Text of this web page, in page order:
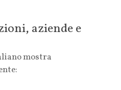
aziende e
mostra